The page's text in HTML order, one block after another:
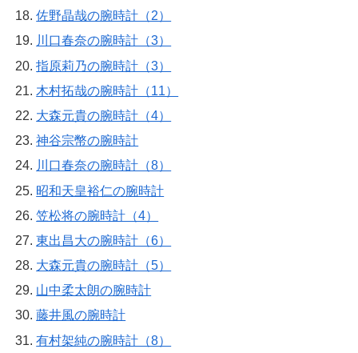
佐野晶哉の腕時計（2）
川口春奈の腕時計（3）
指原莉乃の腕時計（3）
木村拓哉の腕時計（11）
大森元貴の腕時計（4）
神谷宗幣の腕時計
川口春奈の腕時計（8）
昭和天皇裕仁の腕時計
笠松将の腕時計（4）
東出昌大の腕時計（6）
大森元貴の腕時計（5）
山中柔太朗の腕時計
藤井風の腕時計
有村架純の腕時計（8）